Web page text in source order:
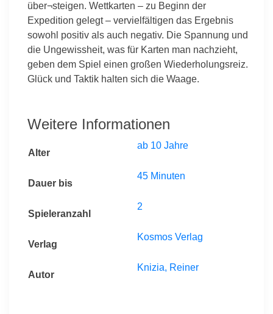
über¬steigen. Wettkarten – zu Beginn der
Expedition gelegt – vervielfältigen das Ergebnis
sowohl positiv als auch negativ. Die Spannung und
die Ungewissheit, was für Karten man nachzieht,
geben dem Spiel einen großen Wiederholungsreiz.
Glück und Taktik halten sich die Waage.
Weitere Informationen
Alter
ab 10 Jahre
Dauer bis
45 Minuten
Spieleranzahl
2
Verlag
Kosmos Verlag
Autor
Knizia, Reiner